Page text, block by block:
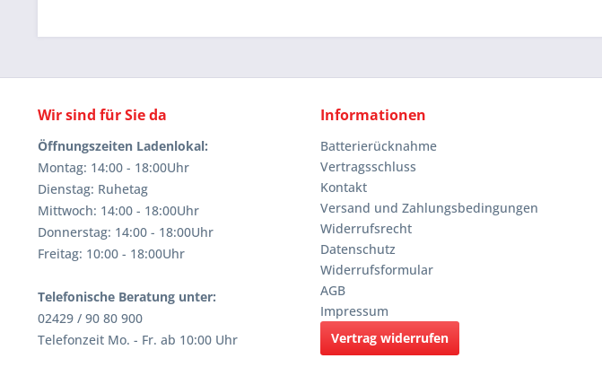
Wir sind für Sie da
Öffnungszeiten Ladenlokal:
Montag: 14:00 - 18:00Uhr
Dienstag: Ruhetag
Mittwoch: 14:00 - 18:00Uhr
Donnerstag: 14:00 - 18:00Uhr
Freitag: 10:00 - 18:00Uhr
Telefonische Beratung unter:
02429 / 90 80 900
Telefonzeit Mo. - Fr. ab 10:00 Uhr
Informationen
Batterierücknahme
Vertragsschluss
Kontakt
Versand und Zahlungsbedingungen
Widerrufsrecht
Datenschutz
Widerrufsformular
AGB
Impressum
Vertrag widerrufen